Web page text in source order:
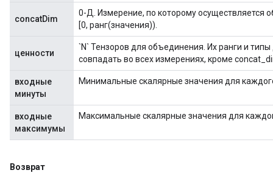
concatDim
0-Д. Измерение, по которому осуществляется
[0, ранг(значения)).
ценности
`N` Тензоров для объединения. Их ранги и
совпадать во всех измерениях, кроме
входные
минуты
Минимальные скалярные значения для
входные
максимумы
Максимальные скалярные значения для
Возврат